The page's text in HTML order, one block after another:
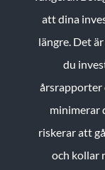
att dina
längre. Det
du
årsrapporter
minimerar
riskerar att
och kollar